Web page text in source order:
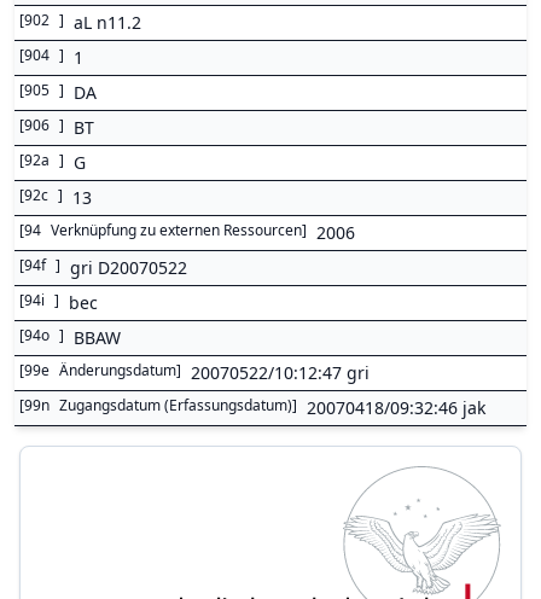
[902 ] aL n11.2
[904 ] 1
[905 ] DA
[906 ] BT
[92a ] G
[92c ] 13
[94 Verknüpfung zu externen Ressourcen] 2006
[94f ] gri D20070522
[94i ] bec
[94o ] BBAW
[99e Änderungsdatum] 20070522/10:12:47 gri
[99n Zugangsdatum (Erfassungsdatum)] 20070418/09:32:46 jak